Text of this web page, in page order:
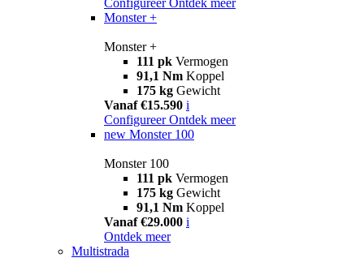
Monster +
Monster +
111 pk Vermogen
91,1 Nm Koppel
175 kg Gewicht
Vanaf €15.590 i
Configureer Ontdek meer
new Monster 100
Monster 100
111 pk Vermogen
175 kg Gewicht
91,1 Nm Koppel
Vanaf €29.000 i
Ontdek meer
Multistrada